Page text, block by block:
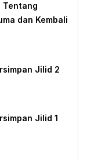
Tentang
dan Kembali
Jilid 2
Jilid 1